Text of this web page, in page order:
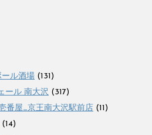
ル酒場 (131)
ール 南大沢 (317)
番屋_京王南大沢駅前店 (11)
(14)